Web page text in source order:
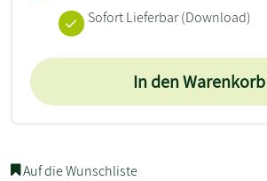
Sofort Lieferbar (Download)
In den Warenkorb
Auf die Wunschliste